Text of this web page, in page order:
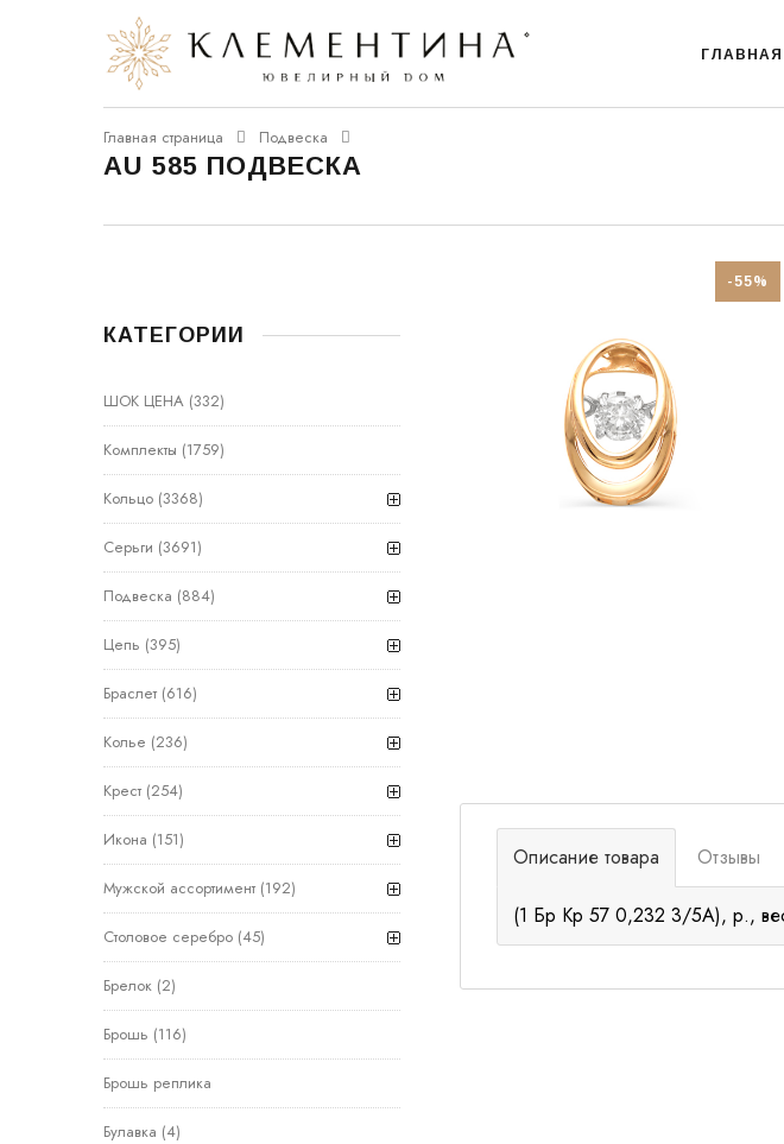
ГЛАВНАЯ
Главная страница Подвеска
AU 585 ПОДВЕСКА
-55%
Описание товара
(1 Бр Кр 57 0,232 3/5А), р.,
Отзывы
КАТЕГОРИИ
ШОК ЦЕНА (332)
Комплекты (1759)
Кольцо (3368)
Серьги (3691)
Подвеска (884)
Цепь (395)
Браслет (616)
Колье (236)
Крест (254)
Икона (151)
Мужской ассортимент (192)
Столовое серебро (45)
Брелок (2)
Брошь (116)
Брошь реплика
Булавка (4)